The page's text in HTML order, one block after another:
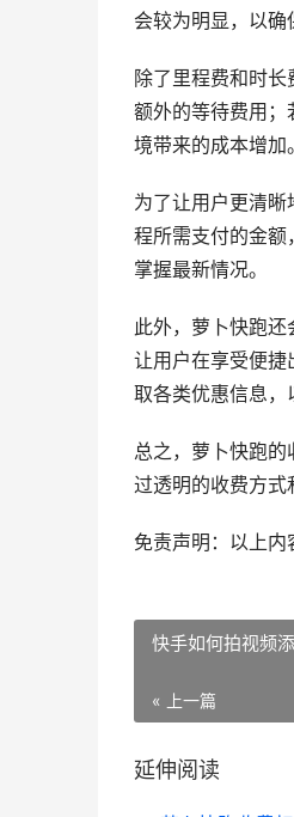
会较为明显，以确
除了里程费和时
额外的等待费用；
境带来的成本增加。
为了让用户更清
程所需支付的金额
掌握最新情况。
此外，萝卜快跑
让用户在享受便
取各类优惠信息，
总之，萝卜快跑
过透明的收费方式
免责声明：以上内
快手如何拍视频
« 上一篇
延伸阅读